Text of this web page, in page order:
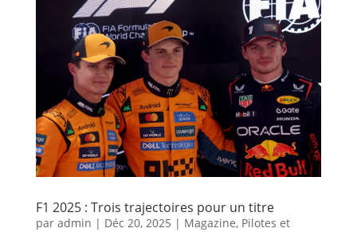
F1 2025 : Trois trajectoires pour un titre
par admin | Déc 20, 2025 | Magazine, Pilotes et